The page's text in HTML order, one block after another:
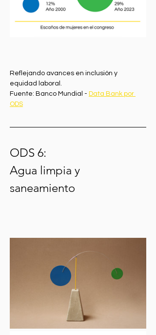
Reflejando avances en inclusión y
equidad laboral.
Fuente: Banco Mundial - Data Bank por
ODS
ODS 6:
Agua limpia y
saneamiento